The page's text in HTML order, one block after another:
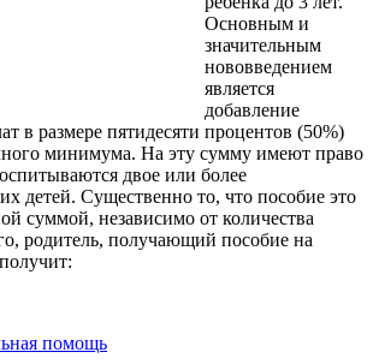
Основным и
значительным
нововведением
является
добавление
в размере пятидесяти процентов (50%)
минимума. На эту сумму имеют право
двое или более
детей. Существенно то, что пособие это
суммой, независимо от количества
родитель, получающий пособие на
помощь